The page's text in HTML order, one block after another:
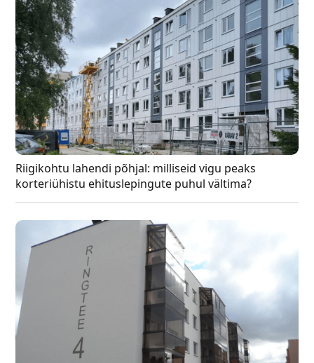
Riigikohtu lahendi põhjal: milliseid vigu peaks
korteriühistu ehituslepingute puhul vältima?